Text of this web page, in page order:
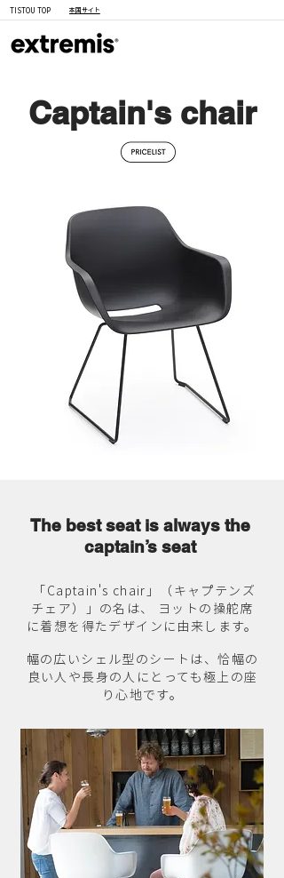
TISTOU TOP 本国サイト
Captain's chair
The best seat is always the
captain’s seat
「Captain's chair」（キャプテンズ
チェア）」の名は、 ヨットの操舵席
に着想を得たデザインに由来します。
幅の広いシェル型のシートは、恰幅の
良い人や長身の人にとっても極上の座
り心地です。